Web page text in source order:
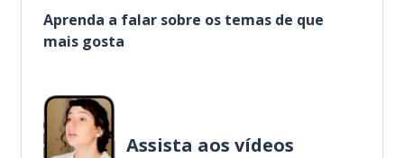
Aprenda a falar sobre os temas de que
mais gosta
Assista aos vídeos